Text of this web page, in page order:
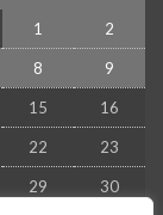
1
2
8 9
15 16
22 23
29 30